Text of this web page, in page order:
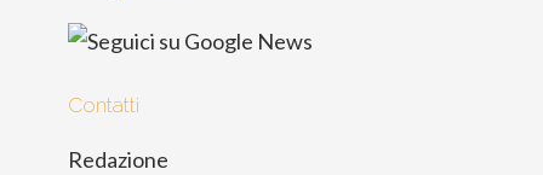
Contatti
Redazione